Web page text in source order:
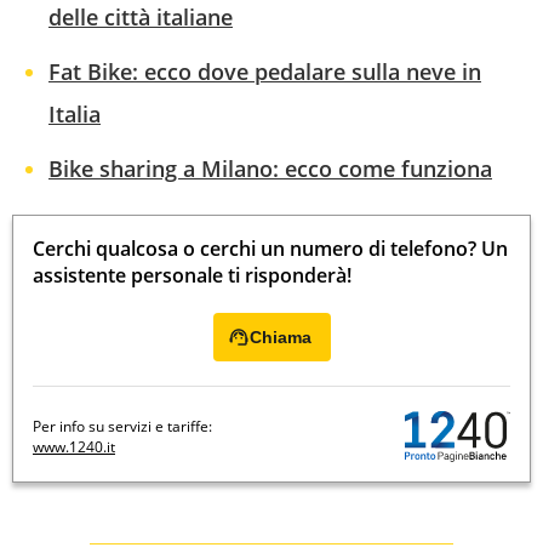
delle città italiane
Fat Bike: ecco dove pedalare sulla neve in
Italia
Bike sharing a Milano: ecco come funziona
Cerchi qualcosa o cerchi un numero di telefono? Un
assistente personale ti risponderà!
Chiama
Per info su servizi e tariffe:
www.1240.it